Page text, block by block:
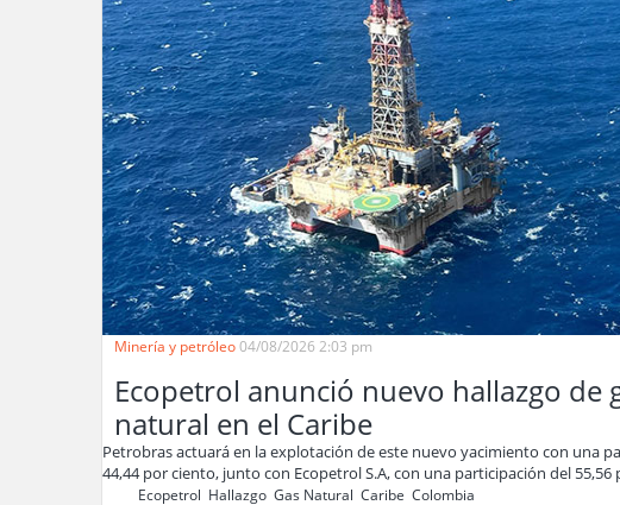
Minería y petróleo04/08/2026 2:03 pm
Ecopetrol anunció nuevo hallazgo de
natural en el Caribe
Petrobras actuará en la explotación de este nuevo yacimiento con una
44,44 por ciento, junto con Ecopetrol S.A, con una participación del 55,56
Ecopetrol Hallazgo Gas Natural Caribe Colombia